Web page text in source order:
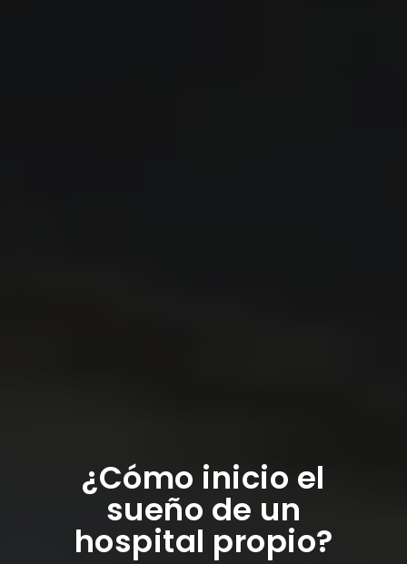
¿Cómo inicio el
sueño de un
hospital propio?